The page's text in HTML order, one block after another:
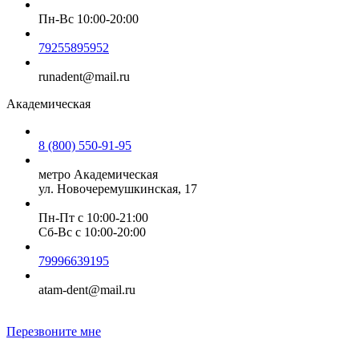
Пн-Вс 10:00-20:00
79255895952
runadent@mail.ru
Академическая
8 (800) 550-91-95
метро Академическая
ул. Новочеремушкинская, 17
Пн-Пт с 10:00-21:00
Сб-Вc с 10:00-20:00
79996639195
atam-dent@mail.ru
Перезвоните мне